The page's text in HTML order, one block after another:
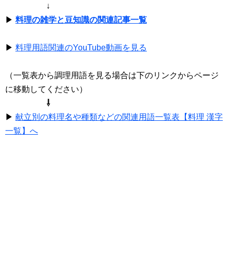
↓
▶ 料理の雑学と豆知識の関連記事一覧
▶ 料理用語関連のYouTube動画を見る
（一覧表から調理用語を見る場合は下のリンクからページ
に移動してください）
⇩
▶ 献立別の料理名や種類などの関連用語一覧表【料理 漢字
一覧】へ